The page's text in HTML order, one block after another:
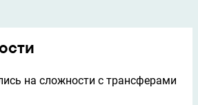
на сложности с трансферами